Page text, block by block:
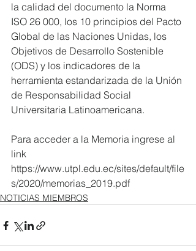
la calidad del documento la Norma
ISO 26 000, los 10 principios del Pacto
Global de las Naciones Unidas, los
Objetivos de Desarrollo Sostenible
(ODS) y los indicadores de la
herramienta estandarizada de la Unión
de Responsabilidad Social
Universitaria Latinoamericana.
Para acceder a la Memoria ingrese al
link
https://www.utpl.edu.ec/sites/default/file
s/2020/memorias_2019.pdf
NOTICIAS MIEMBROS